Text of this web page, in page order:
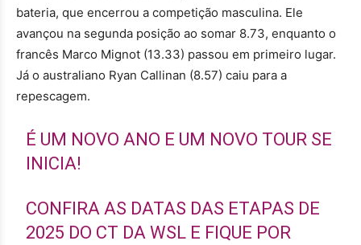
bateria, que encerrou a competição masculina. Ele
avançou na segunda posição ao somar 8.73, enquanto o
francês Marco Mignot (13.33) passou em primeiro lugar.
Já o australiano Ryan Callinan (8.57) caiu para a
repescagem.
É UM NOVO ANO E UM NOVO TOUR SE
INICIA!
CONFIRA AS DATAS DAS ETAPAS DE
2025 DO CT DA WSL E FIQUE POR